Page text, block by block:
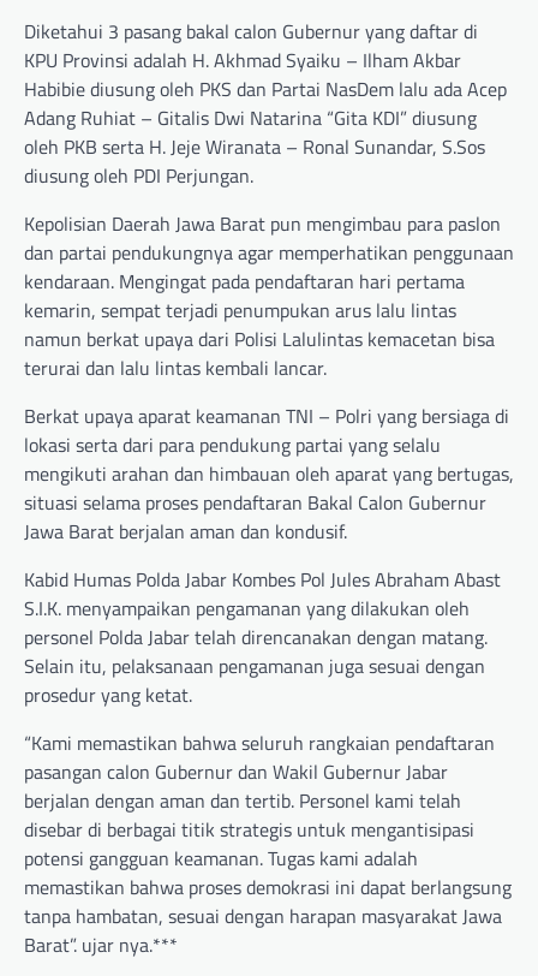
Diketahui 3 pasang bakal calon Gubernur yang daftar di
KPU Provinsi adalah H. Akhmad Syaiku – Ilham Akbar
Habibie diusung oleh PKS dan Partai NasDem lalu ada Acep
Adang Ruhiat – Gitalis Dwi Natarina “Gita KDI” diusung
oleh PKB serta H. Jeje Wiranata – Ronal Sunandar, S.Sos
diusung oleh PDI Perjungan.
Kepolisian Daerah Jawa Barat pun mengimbau para paslon
dan partai pendukungnya agar memperhatikan penggunaan
kendaraan. Mengingat pada pendaftaran hari pertama
kemarin, sempat terjadi penumpukan arus lalu lintas
namun berkat upaya dari Polisi Lalulintas kemacetan bisa
terurai dan lalu lintas kembali lancar.
Berkat upaya aparat keamanan TNI – Polri yang bersiaga di
lokasi serta dari para pendukung partai yang selalu
mengikuti arahan dan himbauan oleh aparat yang bertugas,
situasi selama proses pendaftaran Bakal Calon Gubernur
Jawa Barat berjalan aman dan kondusif.
Kabid Humas Polda Jabar Kombes Pol Jules Abraham Abast
S.I.K. menyampaikan pengamanan yang dilakukan oleh
personel Polda Jabar telah direncanakan dengan matang.
Selain itu, pelaksanaan pengamanan juga sesuai dengan
prosedur yang ketat.
“Kami memastikan bahwa seluruh rangkaian pendaftaran
pasangan calon Gubernur dan Wakil Gubernur Jabar
berjalan dengan aman dan tertib. Personel kami telah
disebar di berbagai titik strategis untuk mengantisipasi
potensi gangguan keamanan. Tugas kami adalah
memastikan bahwa proses demokrasi ini dapat berlangsung
tanpa hambatan, sesuai dengan harapan masyarakat Jawa
Barat”. ujar nya.***